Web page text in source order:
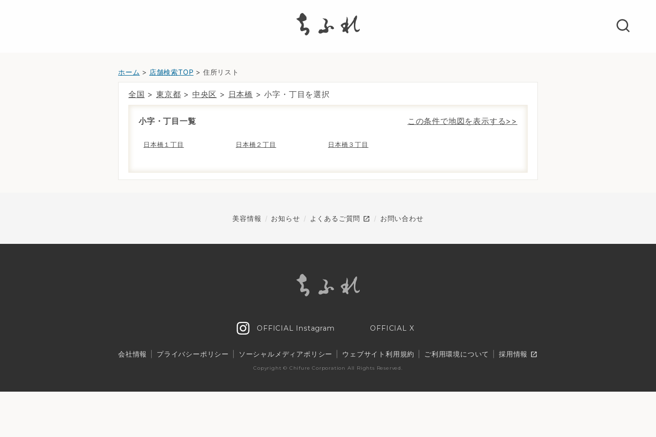
ホーム > 店舗検索TOP > 住所リスト
全国 >東京都 > 中央区 > 日本橋 > 小字・丁目を選択
小字・丁目一覧 この条件で地図を表示する>>
日本橋１丁目 日本橋２丁目 日本橋３丁目
美容情報 お知らせ よくあるご質問 open_in_new お問い合わせ
OFFICIAL Instagram OFFICIAL X
会社情報 プライバシーポリシー ソーシャルメディアポリシー ウェブサイト利用規約 ご利用環境について 採用情報 open_in_new
Copyright © Chifure Corporation All Rights Reserved.